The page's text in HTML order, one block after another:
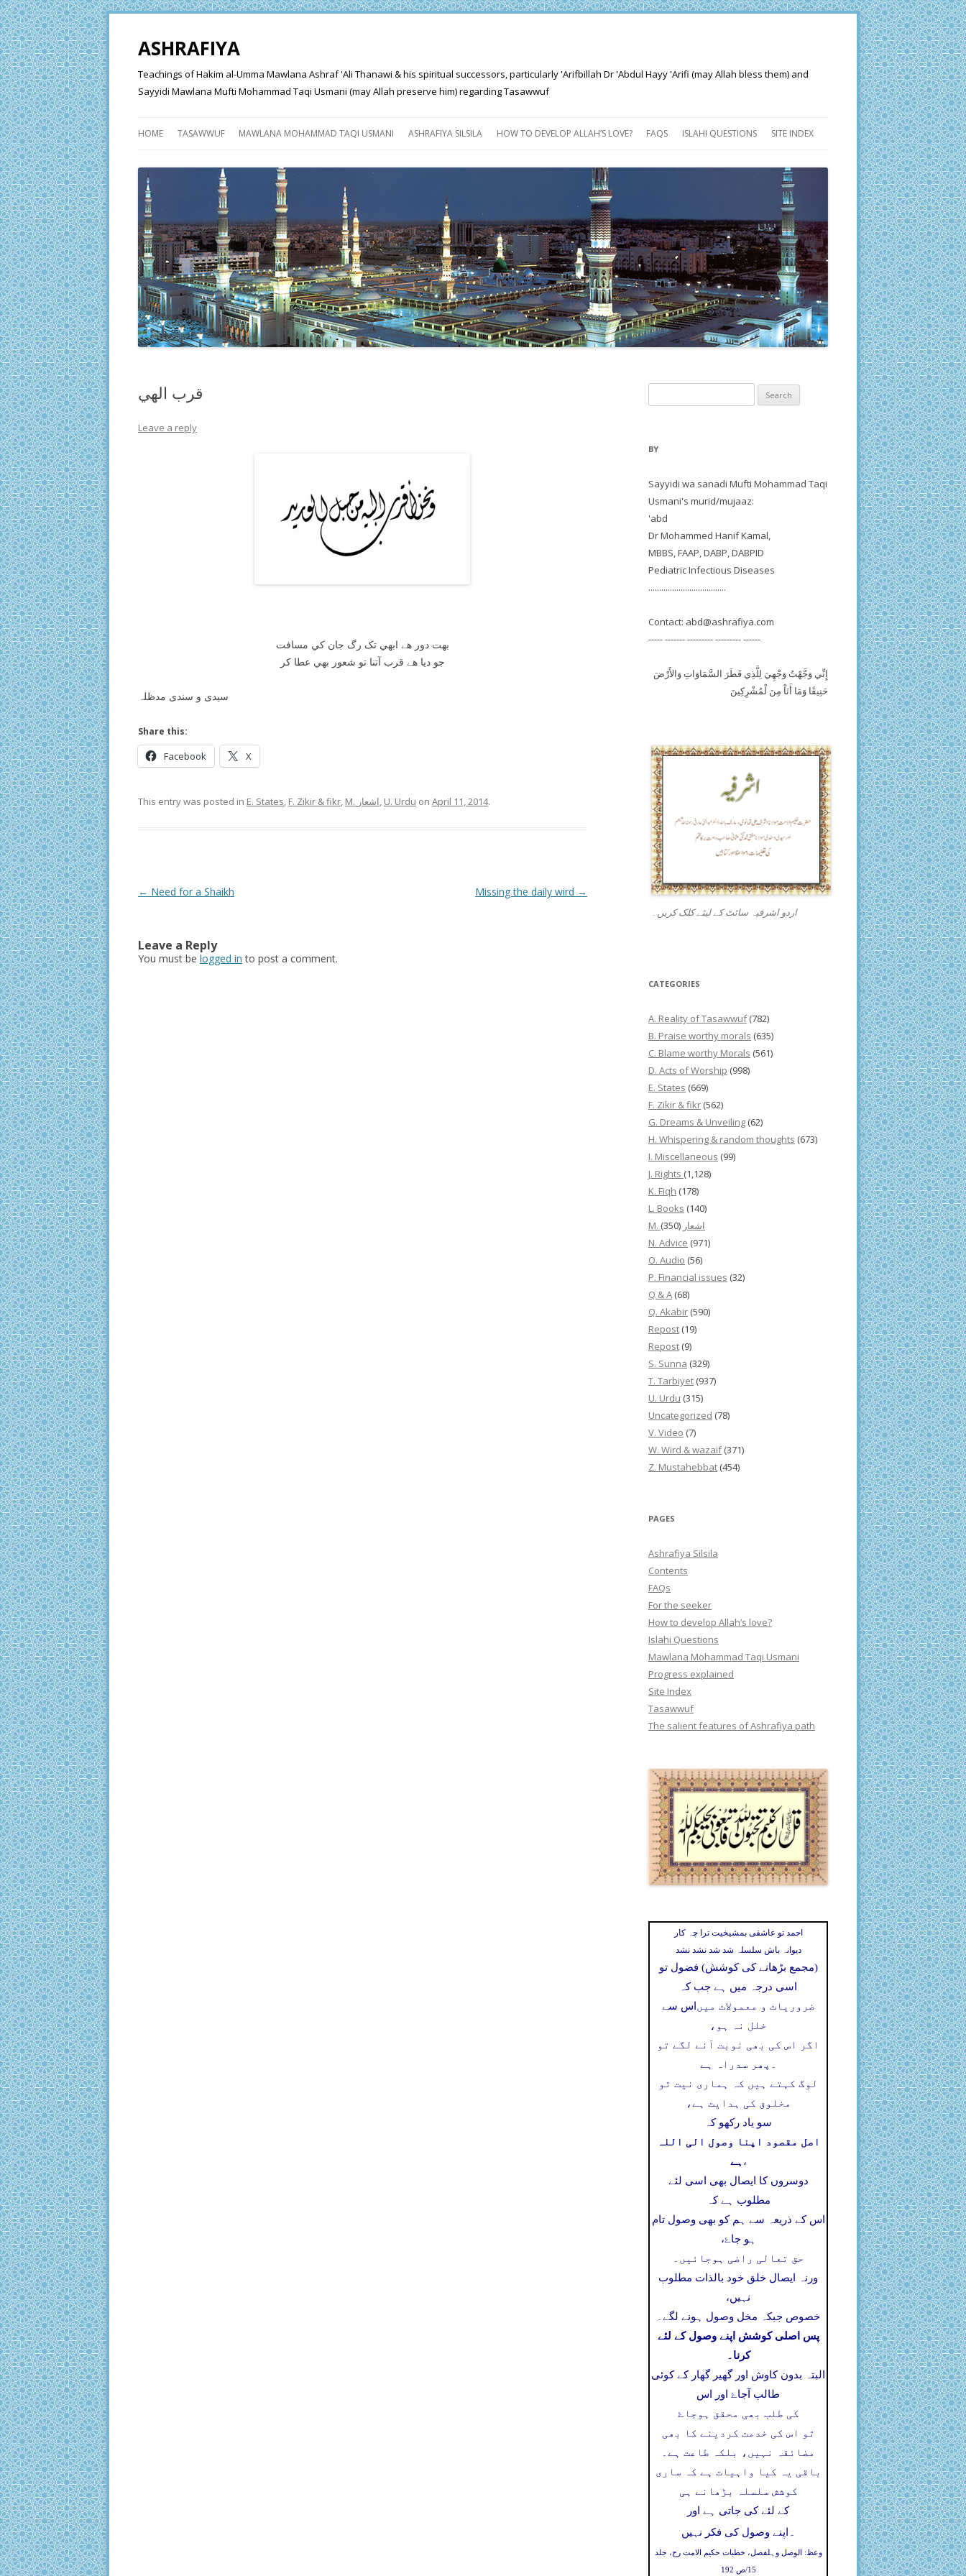
ASHRAFIYA
Teachings of Hakim al-Umma Mawlana Ashraf 'Ali Thanawi & his spiritual successors, particularly 'Arifbillah Dr 'Abdul Hayy 'Arifi (may Allah bless them) and
Sayyidi Mawlana Mufti Mohammad Taqi Usmani (may Allah preserve him) regarding Tasawwuf
HOME TASAWWUF MAWLANA MOHAMMAD TAQI USMANI ASHRAFIYA SILSILA
FOR THE SEEKER
PROGRESS EXPLAINED
HOW TO DEVELOP ALLAH’S LOVE? FAQS ISLAHI QUESTIONS SITE INDEX
قرب الهي
Leave a reply
بهت دور هے ابهي تک رگ جان كي مسافت
جو ديا هے قرب آتنا تو شعور بهي عطا كر
سیدی و سندی مدظلہ
Share this:
Facebook X
This entry was posted in E. States, F. Zikir & fikr, M. اشعار, U. Urdu on April 11, 2014.
Post
← Need for a Shaikh Missing the daily wird →
Leave a Reply
You must be logged in to post a comment.
for:
BY
Sayyidi wa sanadi Mufti Mohammad Taqi
Usmani's murid/mujaaz:
'abd
Dr Mohammed Hanif Kamal,
MBBS, FAAP, DABP, DABPID
Pediatric Infectious Diseases
....................................
Contact: abd@ashrafiya.com
----- ------- --------- --------- ------
إِنِّي وَجَّهْتُ وَجْهِيَ لِلَّذِي فَطَرَ السَّمَاوَاتِ وَالأَرْضَ
حَنِيفًا وَمَا أَنَاْ مِنَ لْمُشْرِكِينَ
اردو اشرفیہ سائٹ کے لیئے کلک کریں۔
CATEGORIES
A. Reality of Tasawwuf(782)
B. Praise worthy morals (635)
C. Blame worthy Morals (561)
D. Acts of Worship (998)
E. States (669)
F. Zikir & fikr (562)
G. Dreams & Unveiling (62)
H. Whispering & random thoughts (673)
I. Miscellaneous (99)
J. Rights (1,128)
K. Fiqh (178)
L. Books (140)
M. اشعار (350)
N. Advice (971)
O. Audio (56)
P. Financial issues (32)
Q & A (68)
Q. Akabir (590)
Repost (19)
Repost (9)
S. Sunna (329)
T. Tarbiyet (937)
U. Urdu (315)
Uncategorized (78)
V. Video (7)
W. Wird & wazaif(371)
Z. Mustahebbat (454)
PAGES
Ashrafiya Silsila
Contents
FAQs
For the seeker
How to develop Allah’s love?
Islahi Questions
Mawlana Mohammad Taqi Usmani
Progress explained
Site Index
Tasawwuf
The salient features of Ashrafiya path
احمد تو عاشقی بمشیخیت ترا چہ کار
دیوانہ باش سلسلہ شد شد نشد نشد
(مجمع بڑھانے کی کوشش) فضول تو
اسی درجہ میں ہے جب کہ
اس سے ضروریات و معمولات میں
خلل نہ ہو،
اگر اس کی بھی نوبت آنے لگے تو
پھر سدراہ ہے ۔
لوگ کہتے ہیں کہ ہماری نیت تو
مخلوق کی ہدایت ہے،
سو یاد رکھو کہ
اصل مقصود اپنا وصول الی اللہ
ہے ،
دوسروں کا ایصال بھی اسی لئے
مطلوب ہے کہ
اس کے ذریعہ سے ہم کو بھی وصول تام
ہو جاۓ،
حق تعالی راضی ہوجائیں۔
ورنہ ایصال خلق خود بالذات مطلوب
نہیں،
خصوص جبکہ مخل وصول ہونے لگے۔
پس اصلی کوشش اپنے وصول کے لئے
کرنا۔
البتہ بدون کاوش اور گھیر گھار کے کوئی
طالب آجاۓ اور اس
کی طلب بھی محقق ہوجاۓ
تو اس کی خدمت کردینے کا بھی
مضائقہ نہیں، بلکہ طاعت ہے۔
باقی یہ کیا واہیات ہے کہ ساری
کوشش سلسلہ بڑھانے ہی
کے لئے کی جاتی ہے اور
اپنے وصول کی فکر نہیں ۔
وعظ: الوصل وہلفصل، خطبات حکیم الامت رح، جلد
15/ص 192